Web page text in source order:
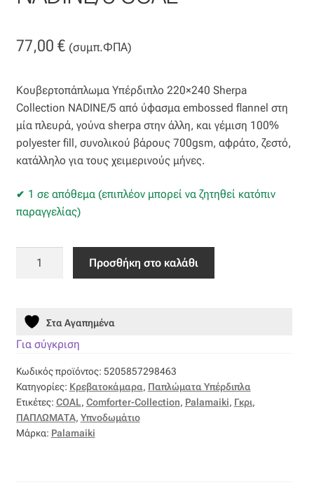
Βελούδο
Βελουτέ
Βουάλ
Γάζα
Επιπλόπανο
Ζακάρ
Καραβόπανο
Κρεπ
77,00 € (συμπ.ΦΠΑ)
Κουβερτοπάπλωμα Υπέρδιπλο 220×240 Sherpa
Collection NADINE/5 από ύφασμα embossed flannel στη
μία πλευρά, γούνα sherpa στην άλλη, και γέμιση 100%
polyester fill, συνολικού βάρους 700gsm, αφράτο, ζεστό,
κατάλληλο για τους χειμερινούς μήνες.
1 σε απόθεμα (επιπλέον μπορεί να ζητηθεί κατόπιν
παραγγελίας)
Κουβερτοπάπλωμα
COAL
ποσότητα
Προσθήκη στο καλάθι
Στα Αγαπημένα
Για σύγκριση
Κωδικός προϊόντος: 5205857298463
Κατηγορίες: Κρεβατοκάμαρα, Παπλώματα Υπέρδιπλα
Ετικέτες: COAL, Comforter-Collection, Palamaiki, Γκρι,
ΠΑΠΛΩΜΑΤΑ, Υπνοδωμάτιο
Μάρκα: Palamaiki